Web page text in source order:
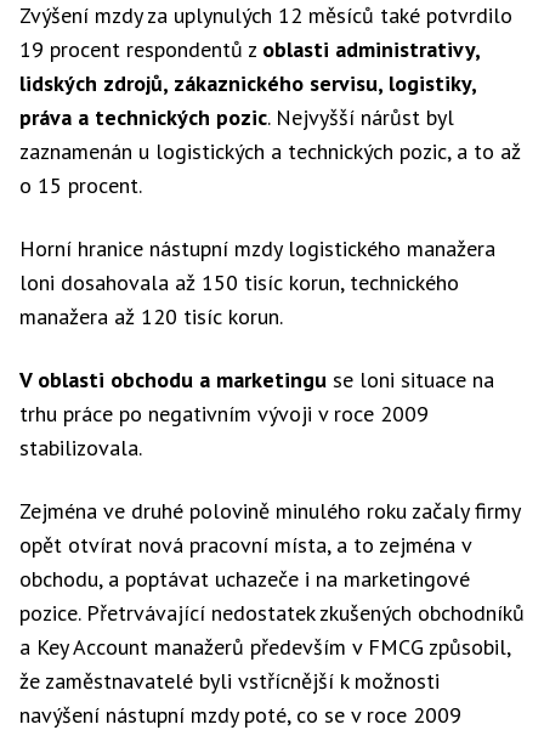
Zvýšení mzdy za uplynulých 12 měsíců také potvrdilo
19 procent respondentů z oblasti administrativy,
lidských zdrojů, zákaznického servisu, logistiky,
práva a technických pozic. Nejvyšší nárůst byl
zaznamenán u logistických a technických pozic, a to až
o 15 procent.
Horní hranice nástupní mzdy logistického manažera
loni dosahovala až 150 tisíc korun, technického
manažera až 120 tisíc korun.
V oblasti obchodu a marketingu se loni situace na
trhu práce po negativním vývoji v roce 2009
stabilizovala.
Zejména ve druhé polovině minulého roku začaly firmy
opět otvírat nová pracovní místa, a to zejména v
obchodu, a poptávat uchazeče i na marketingové
pozice. Přetrvávající nedostatek zkušených obchodníků
a Key Account manažerů především v FMCG způsobil,
že zaměstnavatelé byli vstřícnější k možnosti
navýšení nástupní mzdy poté, co se v roce 2009